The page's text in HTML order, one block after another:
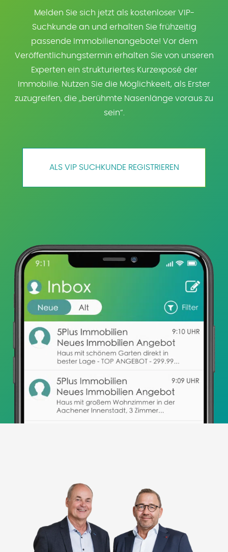
Melden Sie sich jetzt als kostenloser VIP-
Suchkunde an und erhalten Sie frühzeitig
passende Immobilienangebote! Vor dem
Veröffentlichungstermin erhalten Sie von unseren
Experten ein strukturiertes Kurzexposé der
Immobilie. Nutzen Sie die Möglichkeeit, als Erster
zuzugreifen, die „berühmte Nasenlänge voraus zu
sein“.
ALS VIP SUCHKUNDE REGISTRIEREN